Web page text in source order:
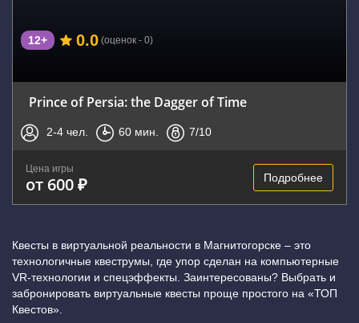
12+ 0.0 (оценок - 0)
Prince of Persia: the Dagger of Time
2-4 чел. 60 мин. 7/10
Цена игры
от 600 ₽ Подробнее
Квесты в виртуальной реальности в Магнитогорске – это
технологичные квеструмы, где упор сделан на компьютерные
VR-технологии и спецэффекты. Заинтересованы? Выбрать и
забронировать виртуальные квесты проще простого на «ТОП
Квестов».